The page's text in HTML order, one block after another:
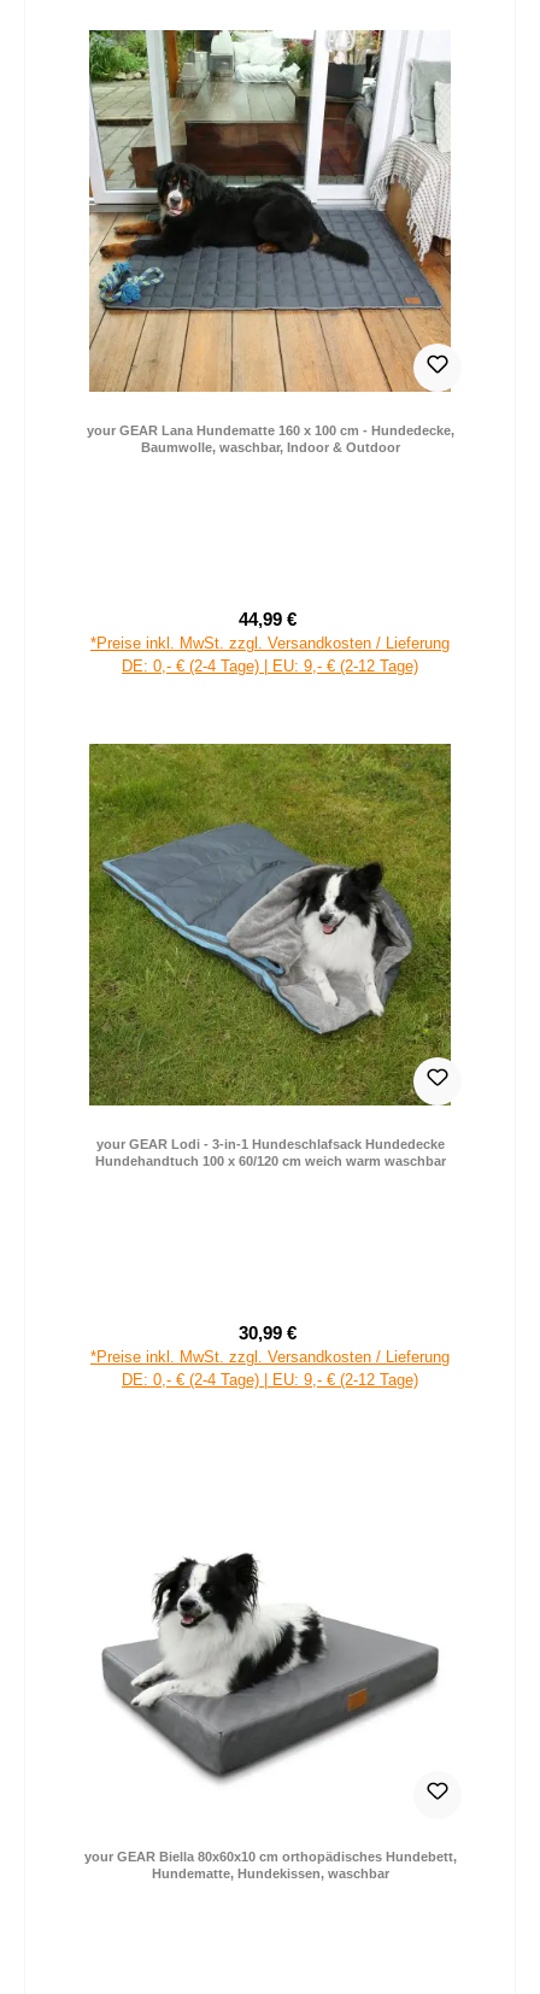
your GEAR Lana Hundematte 160 x 100 cm - Hundedecke,
Baumwolle, waschbar, Indoor & Outdoor
Verkaufspreis:
44,99 €
*Preise inkl. MwSt. zzgl. Versandkosten / Lieferung
DE: 0,- € (2-4 Tage) | EU: 9,- € (2-12 Tage)
your GEAR Lodi - 3-in-1 Hundeschlafsack Hundedecke
Hundehandtuch 100 x 60/120 cm weich warm waschbar
Verkaufspreis:
30,99 €
*Preise inkl. MwSt. zzgl. Versandkosten / Lieferung
DE: 0,- € (2-4 Tage) | EU: 9,- € (2-12 Tage)
your GEAR Biella 80x60x10 cm orthopädisches Hundebett,
Hundematte, Hundekissen, waschbar